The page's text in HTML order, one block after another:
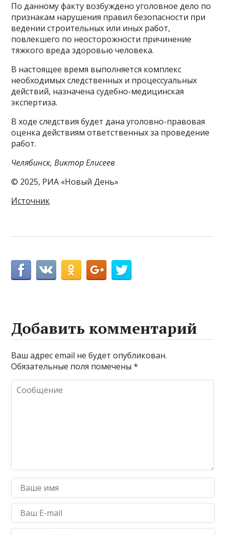
По данному факту возбуждено уголовное дело по
признакам нарушения правил безопасности при
ведении строительных или иных работ,
повлекшего по неосторожности причинение
тяжкого вреда здоровью человека.
В настоящее время выполняется комплекс
необходимых следственных и процессуальных
действий, назначена судебно-медицинская
экспертиза.
В ходе следствия будет дана уголовно-правовая
оценка действиям ответственных за проведение
работ.
Челябинск, Виктор Елисеев
© 2025, РИА «Новый День»
Источник
Добавить комментарий
Ваш адрес email не будет опубликован.
Обязательные поля помечены*